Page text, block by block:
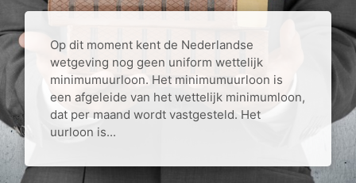
Op dit moment kent de Nederlandse
wetgeving nog geen uniform wettelijk
minimumuurloon. Het minimumuurloon is
een afgeleide van het wettelijk minimumloon,
dat per maand wordt vastgesteld. Het
uurloon is...